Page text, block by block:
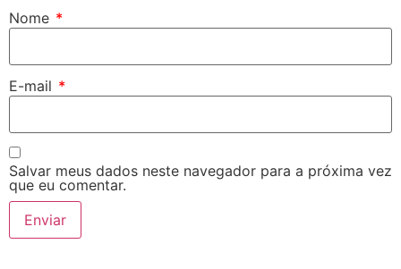
Nome *
E-mail *
Salvar meus dados neste navegador para a próxima vez
que eu comentar.